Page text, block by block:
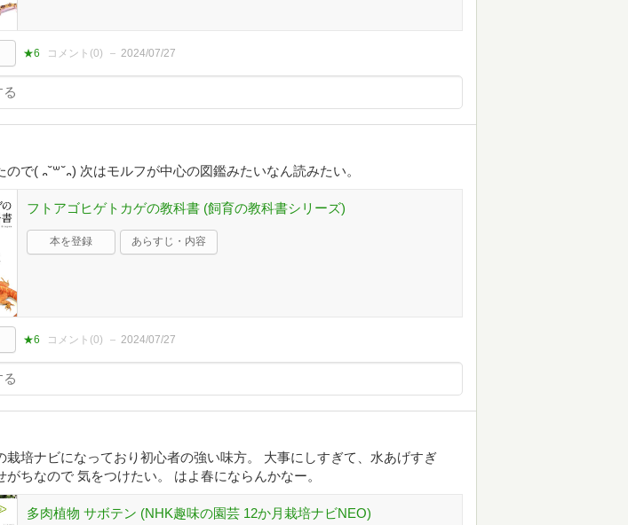
★6 コメント(0) 2024/07/27
で( ᎔˘꒳˘᎔) 次はモルフが中心の図鑑みたいなん読みたい。
フトアゴヒゲトカゲの教科書 (飼育の教科書シリーズ)
本を登録 あらすじ・内容
★6 コメント(0) 2024/07/27
栽培ナビになっており初心者の強い味方。 大事にしすぎて、水あげすぎ
がちなので 気をつけたい。 はよ春にならんかなー。
多肉植物 サボテン (NHK趣味の園芸 12か月栽培ナビNEO)